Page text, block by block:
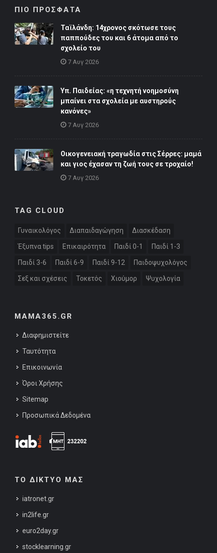
ΠΙΟ ΠΡΟΣΦΑΤΑ
Ταϊλάνδη: 14χρονος σκότωσε τους
παππούδες του και 6 άτομα από το
σχολείο του
7 Αυγ 2026
Υπ. Παιδείας: «η τεχνητή νοημοσύνη
μπαίνει στα σχολεία με αυστηρούς
κανόνες»
7 Αυγ 2026
Οικογενειακή τραγωδία στις Σέρρες: μαμά
και γιος έχασαν τη ζωή τους σε τροχαίο!
7 Αυγ 2026
TAG CLOUD
Γυναικολόγος Διαπαιδαγώγηση Διασκέδαση
Έξυπνα tips Επικαιρότητα Παιδί 0-1 Παιδί 1-3
Παιδί 3-6 Παιδί 6-9 Παιδί 9-12 Παιδοψυχολόγος
Σεξ και σχέσεις Τοκετός Χιούμορ Ψυχολογία
MAMA365.GR
Διαφημιστείτε
Ταυτότητα
Επικοινωνία
Όροι Χρήσης
Sitemap
Προσωπικά Δεδομένα
ΤΟ ΔΙΚΤΥΟ ΜΑΣ
iatronet.gr
in2life.gr
euro2day.gr
stocklearning.gr